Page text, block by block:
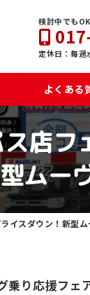
検討中でも
定休日：毎週
よくある
店フ
ムー
イスダウン！新型ム
り応援フェ